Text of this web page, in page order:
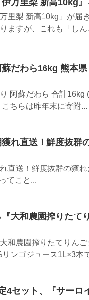
万里梨 新高10kg
里梨 新高10kg」が届
ますが、これも「しん
だわら16kg 熊本
阿蘇だわら 合計16kg
ちらは昨年末に寄附...
れ直送！鮮度抜群
直送！鮮度抜群の獲
てこと...
大和農園搾りたて
和農園搾りたてりん
ンゴジュース1L×3本
4セット、『サーロ